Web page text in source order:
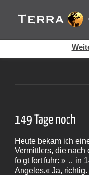
Inhalt
springen
149 Tage noch
Heute bekam ich
Vermittlers, die nach
folgt fort fuhr: »… in
Angeles.« Ja,
Cookies helfen auf
Dienste. Durch die